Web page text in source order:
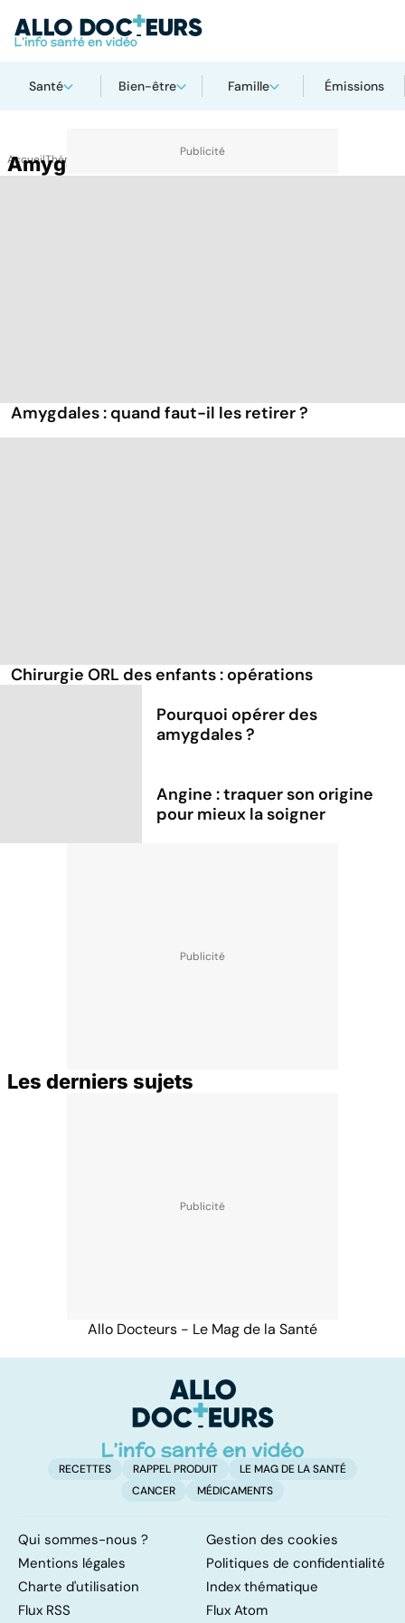
Santé Bien-être Famille Émissions
AccueilThématiques
Amygdalectomie
Amygdales : quand faut-il les retirer ?
Chirurgie ORL des enfants : opérations
Pourquoi opérer des
amygdales ?
Angine : traquer son origine
pour mieux la soigner
Les derniers sujets
Allo Docteurs - Le Mag de la Santé
RECETTES RAPPEL PRODUIT
LE MAG DE LA SANTÉ
CANCER
MÉDICAMENTS
Qui sommes-nous ?
Gestion des cookies
Mentions légales
Politiques de confidentialité
Charte d'utilisation
Index thématique
Flux RSS
Flux Atom